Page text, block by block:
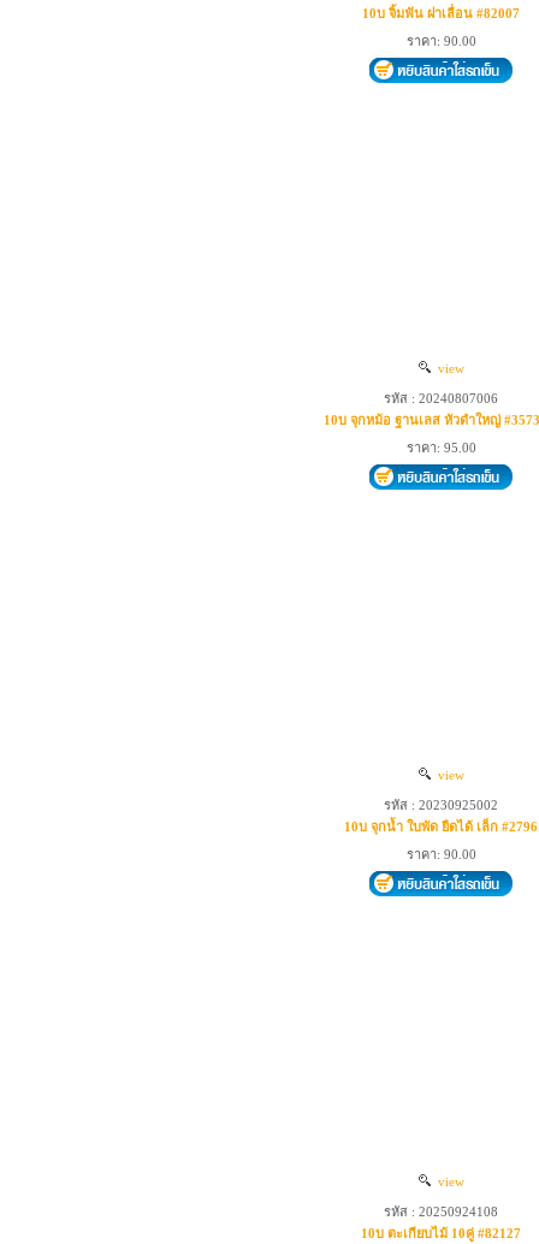
10บ จิ้มฟัน ฝาเลื่อน #82007
ราคา: 90.00
view
รหัส : 20240807006
10บ จุกหม้อ ฐานเลส หัวดำใหญ่
ราคา: 95.00
view
รหัส : 20230925002
10บ จุกน้ำ ใบพัด ยืดได้ เล็ก #2796
ราคา: 90.00
view
รหัส : 20250924108
10บ ตะเกียบไม้ 10คู่ #82127